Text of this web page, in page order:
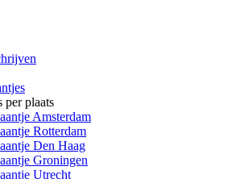
per plaats
Amsterdam
Rotterdam
Den Haag
Groningen
Utrecht